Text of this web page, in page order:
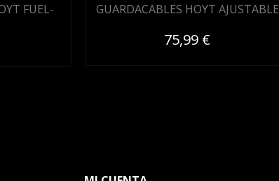
FUEL-
GUARDACABLES HOYT AJUSTABLE
75,99 €